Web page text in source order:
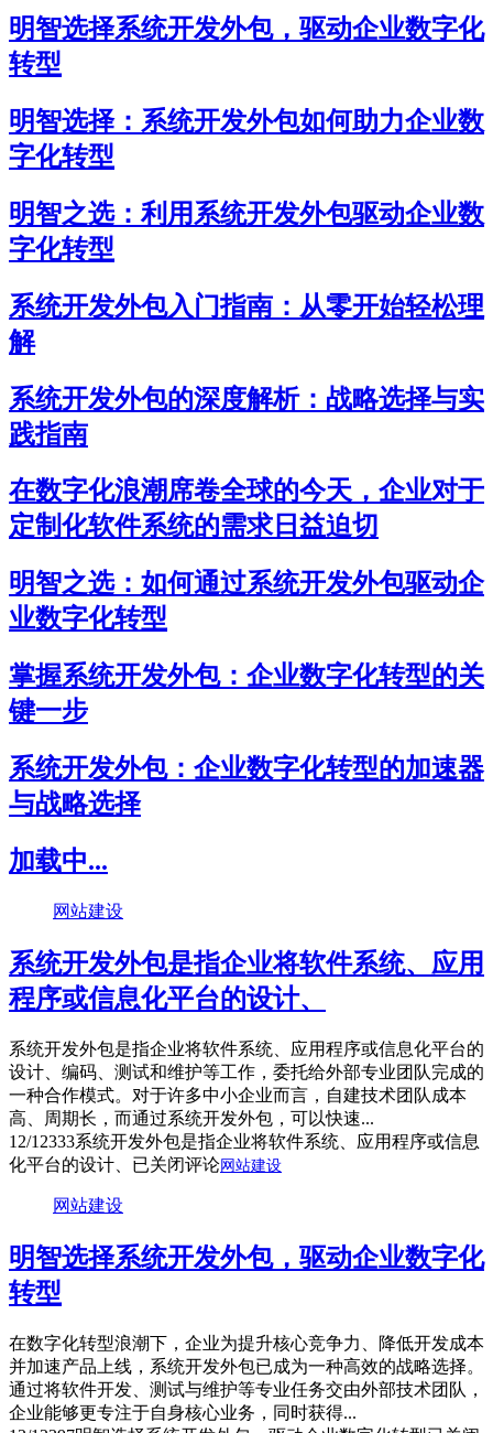
明智选择系统开发外包，驱动企业数字化
转型
明智选择：系统开发外包如何助力企业数
字化转型
明智之选：利用系统开发外包驱动企业数
字化转型
系统开发外包入门指南：从零开始轻松理
解
系统开发外包的深度解析：战略选择与实
践指南
在数字化浪潮席卷全球的今天，企业对于
定制化软件系统的需求日益迫切
明智之选：如何通过系统开发外包驱动企
业数字化转型
掌握系统开发外包：企业数字化转型的关
键一步
系统开发外包：企业数字化转型的加速器
与战略选择
加载中...
网站建设
系统开发外包是指企业将软件系统、应用
程序或信息化平台的设计、
系统开发外包是指企业将软件系统、应用程序或信息化平台的
设计、编码、测试和维护等工作，委托给外部专业团队完成的
一种合作模式。对于许多中小企业而言，自建技术团队成本
高、周期长，而通过系统开发外包，可以快速...
12/12333系统开发外包是指企业将软件系统、应用程序或信息
化平台的设计、 已关闭评论网站建设
网站建设
明智选择系统开发外包，驱动企业数字化
转型
在数字化转型浪潮下，企业为提升核心竞争力、降低开发成本
并加速产品上线，系统开发外包已成为一种高效的战略选择。
通过将软件开发、测试与维护等专业任务交由外部技术团队，
企业能够更专注于自身核心业务，同时获得...